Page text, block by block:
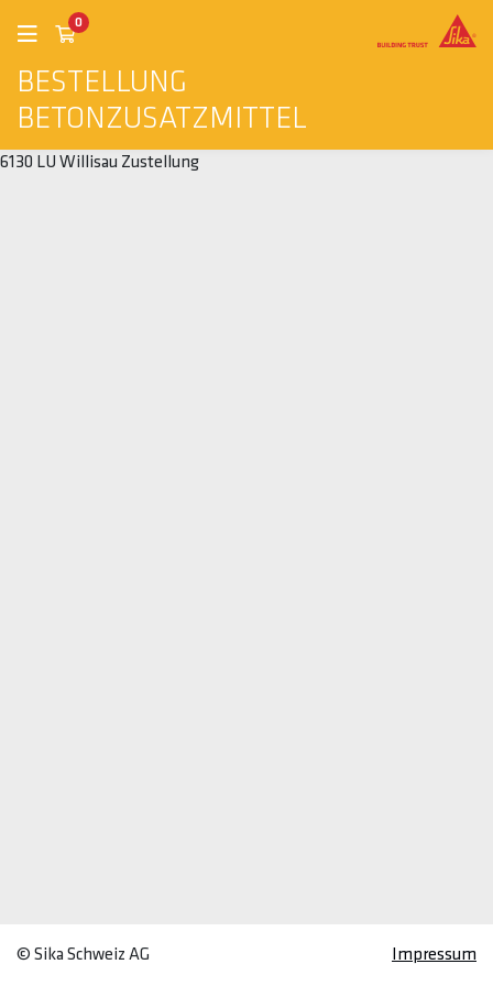
BESTELLUNG
BETONZUSATZMITTEL
0
6130 LU Willisau Zustellung
© Sika Schweiz AG Impressum